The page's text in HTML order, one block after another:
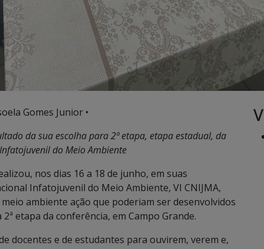
Gomes Junior •
da sua escolha para 2ª etapa, etapa estadual, da
do Meio Ambiente
nos dias 16 a 18 de junho, em suas
Infatojuvenil do Meio Ambiente, VI CNIJMA,
ambiente ação que poderiam ser desenvolvidos
etapa da conferência, em Campo Grande.
docentes e de estudantes para ouvirem, verem e,